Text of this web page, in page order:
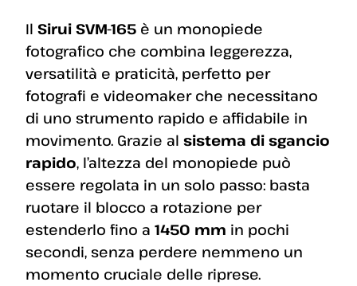
Il Sirui SVM-165 è un monopiede
fotografico che combina leggerezza,
versatilità e praticità, perfetto per
fotografi e videomaker che necessitano
di uno strumento rapido e affidabile in
movimento. Grazie al sistema di sgancio
rapido, l’altezza del monopiede può
essere regolata in un solo passo: basta
ruotare il blocco a rotazione per
estenderlo fino a 1450 mm in pochi
secondi, senza perdere nemmeno un
momento cruciale delle riprese.